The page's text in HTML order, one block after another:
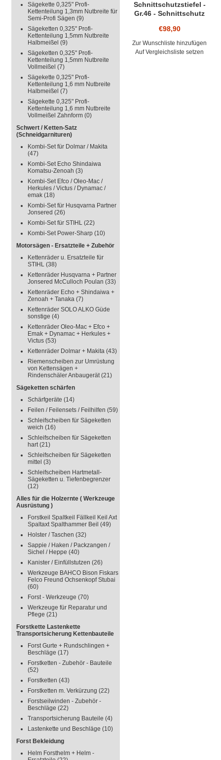
Sägekette 0,325" Profi-
Kettenteilung 1,3mm Nutbreite für
Semi-Profi Sägen (9)
Sägeketten 0,325" Profi-
Kettenteilung 1,5mm Nutbreite
Halbmeißel (9)
Sägeketten 0,325" Profi-
Kettenteilung 1,5mm Nutbreite
Vollmeißel (7)
Sägekette 0,325" Profi-
Kettenteilung 1,6 mm Nutbreite
Halbmeißel (7)
Sägekette 0,325" Profi-
Kettenteilung 1,6 mm Nutbreite
Vollmeißel Zahnform (0)
Schwert / Ketten-Satz
(Schneidgarnituren)
Kombi-Set für Dolmar / Makita
(47)
Kombi-Set Echo Shindaiwa
Komatsu-Zenoah (3)
Kombi-Set Efco / Oleo-Mac /
Herkules / Victus / Dynamac /
emak (18)
Kombi-Set für Husqvarna Partner
Jonsered (26)
Kombi-Set für STIHL (22)
Kombi-Set Power-Sharp (10)
Motorsägen - Ersatzteile + Zubehör
Kettenräder u. Ersatzteile für
STIHL (38)
Kettenräder Husqvarna + Partner
Jonsered McCulloch Poulan (33)
Kettenräder Echo + Shindaiwa +
Zenoah + Tanaka (7)
Kettenräder SOLO ALKO Güde
sonstige (4)
Kettenräder Oleo-Mac + Efco +
Emak + Dynamac + Herkules +
Victus (53)
Kettenräder Dolmar + Makita (43)
Riemenscheiben zur Umrüstung
von Kettensägen +
Rindenschäler Anbaugerät(21)
Sägeketten schärfen
Schärfgeräte (14)
Feilen / Feilensets / Feilhilfen (59)
Schleifscheiben für Sägeketten
weich (16)
Schleifscheiben für Sägeketten
hart(21)
Schleifscheiben für Sägeketten
mittel (3)
Schleifscheiben Hartmetall-
Sägeketten u. Tiefenbegrenzer
(12)
Alles für die Holzernte ( Werkzeuge
Ausrüstung )
Forstkeil Spaltkeil Fällkeil Keil Axt
Spaltaxt Spalthammer Beil (49)
Holster / Taschen (32)
Sappie / Haken / Packzangen /
Sichel / Heppe (40)
Kanister / Einfüllstutzen (26)
Werkzeuge BAHCO Bison Fiskars
Felco Freund Ochsenkopf Stubai
(60)
Forst - Werkzeuge (70)
Werkzeuge für Reparatur und
Pflege (21)
Forstkette Lastenkette
Transportsicherung Kettenbauteile
Forst Gurte + Rundschlingen +
Beschläge (17)
Forstketten - Zubehör - Bauteile
(52)
Forstketten (43)
Forstketten m. Verkürzung (22)
Forstseilwinden - Zubehör -
Beschläge (22)
Transportsicherung Bauteile (4)
Lastenkette und Beschläge (10)
Forst Bekleidung
Helm Forsthelm + Helm -
Schnittschutzstiefel -
Gr.46 - Schnittschutz
Gummistiefel
Naturkautschuk
€98,90
Zur Wunschliste hinzufügen
Auf Vergleichsliste setzen